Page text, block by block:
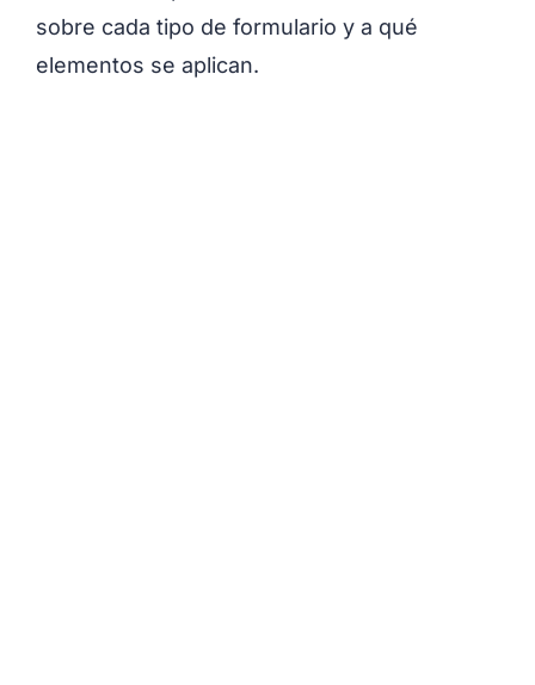
sobre cada tipo de formulario y a qué
elementos se aplican.